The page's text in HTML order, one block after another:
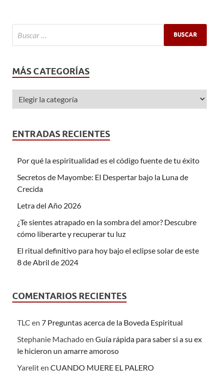
MÁS CATEGORÍAS
ENTRADAS RECIENTES
Por qué la espiritualidad es el código fuente de tu éxito
Secretos de Mayombe: El Despertar bajo la Luna de
Crecida
Letra del Año 2026
¿Te sientes atrapado en la sombra del amor? Descubre
cómo liberarte y recuperar tu luz
El ritual definitivo para hoy bajo el eclipse solar de este
8 de Abril de 2024
COMENTARIOS RECIENTES
TLC en 7 Preguntas acerca de la Boveda Espiritual
Stephanie Machadoen Guía rápida para saber si a su ex
le hicieron un amarre amoroso
Yareliten CUANDO MUERE EL PALERO